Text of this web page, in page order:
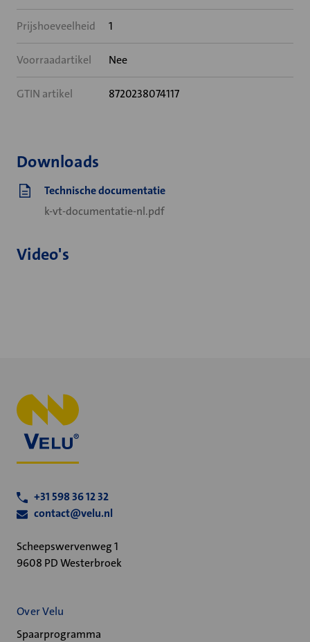
Prijshoeveelheid 1
Voorraadartikel Nee
GTIN artikel 8720238074117
Downloads
Technische documentatie
k-vt-documentatie-nl.pdf
Video's
+31 598 36 12 32
contact@velu.nl
Scheepswervenweg 1
9608 PD Westerbroek
Over Velu
Spaarprogramma